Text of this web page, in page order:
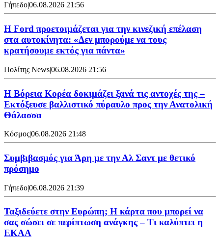
Γήπεδο|06.08.2026 21:56
Η Ford προετοιμάζεται για την κινεζική επέλαση
στα αυτοκίνητα: «Δεν μπορούμε να τους
κρατήσουμε εκτός για πάντα»
Πολίτης News|06.08.2026 21:56
Η Βόρεια Κορέα δοκιμάζει ξανά τις αντοχές της –
Εκτόξευσε βαλλιστικό πύραυλο προς την Ανατολική
Θάλασσα
Κόσμος|06.08.2026 21:48
Συμβιβασμός για Άρη με την Αλ Σαντ με θετικό
πρόσημο
Γήπεδο|06.08.2026 21:39
Ταξιδεύετε στην Ευρώπη; Η κάρτα που μπορεί να
σας σώσει σε περίπτωση ανάγκης – Τι καλύπτει η
ΕΚΑΑ